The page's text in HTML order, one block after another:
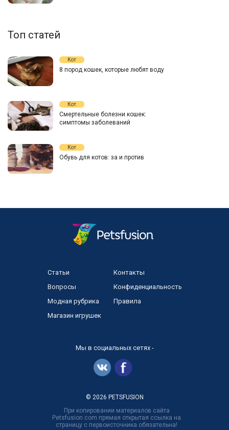
Топ статей
Кот
8 пород кошек, которые любят воду
Кот
Смертельные болезни кошек:
симптомы заболеваний
Кот
Обувь для котов: за и против
При копировании материалов сайта
Petsfusion.com прямая открытая ссылка на
страницу с первоисточника обязательна!
Статьи
Вопросы
Модная рубрика
Магазин игрушек
Контакты
Конфиденциальность
Правила
Мы в социальных сетях -
© 2026 PETSFUSION